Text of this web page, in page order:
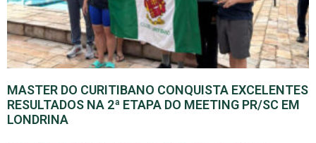
MASTER DO CURITIBANO CONQUISTA EXCELENTES
RESULTADOS NA 2ª ETAPA DO MEETING PR/SC EM
LONDRINA